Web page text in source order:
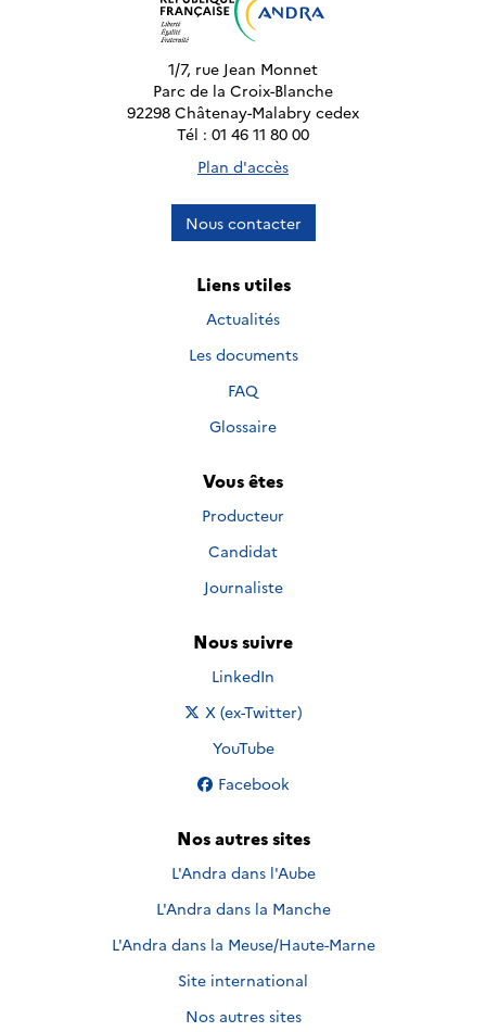
1/7, rue Jean Monnet
Parc de la Croix-Blanche
92298 Châtenay-Malabry cedex
Tél : 01 46 11 80 00
Plan d'accès
Nous contacter
Liens utiles
Actualités
Les documents
FAQ
Glossaire
Vous êtes
Producteur
Candidat
Journaliste
Nous suivre
Nous suivre sur
LinkedIn
Nous suivre sur
X (ex-Twitter)
Nous suivre sur
YouTube
Nous suivre sur
Facebook
Nos autres sites
L'Andra dans l'Aube
L'Andra dans la Manche
L'Andra dans la Meuse/Haute-Marne
Site international
Nos autres sites